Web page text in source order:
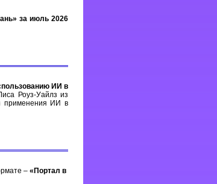
за июль 2026
ИИ в
Роуз-Уайлз из
применения ИИ в
– «Портал в